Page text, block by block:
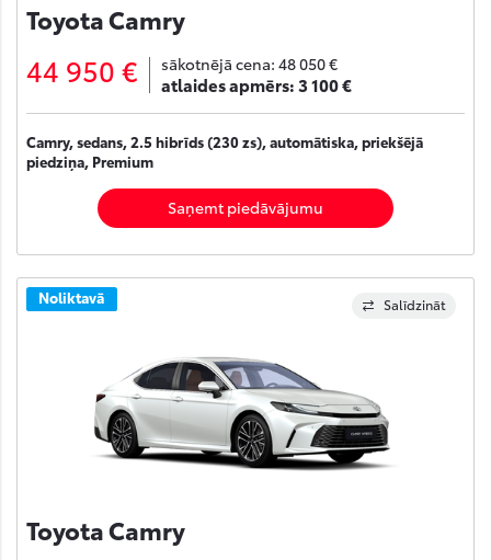
Toyota Camry
44 950 € sākotnējā cena: 48 050 €
atlaides apmērs:3 100 €
Camry, sedans, 2.5 hibrīds (230 zs), automātiska, priekšējā
piedziņa, Premium
Saņemt piedāvājumu
Salīdzināt
Noliktavā
Toyota Camry